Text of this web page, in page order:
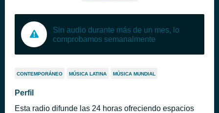
Sin audio durante más de un mes, lo
comprobamos semanalmente
CONTEMPORÁNEO MÚSICA LATINA MÚSICA MUNDIAL
Perfil
Esta radio difunde las 24 horas ofreciendo espacios